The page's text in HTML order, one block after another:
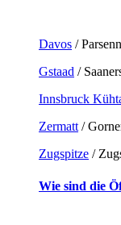
Davos /
Gstaad /
Innsbruck
Zermatt/
Zugspitze /
Wie sind die